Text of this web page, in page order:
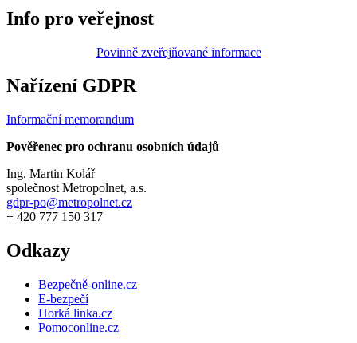
Info pro veřejnost
Povinně zveřejňované informace
Nařízení GDPR
Informační memorandum
Pověřenec pro ochranu osobních údajů
Ing. Martin Kolář
společnost Metropolnet, a.s.
gdpr-po@metropolnet.cz
+ 420 777 150 317
Odkazy
Bezpečně-online.cz
E-bezpečí
Horká linka.cz
Pomoconline.cz